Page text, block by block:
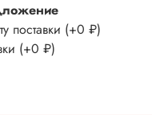
поставки (+0 ₽)
(+0 ₽)